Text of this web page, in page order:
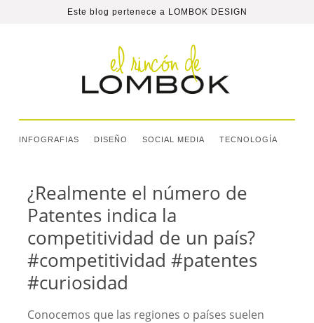
Este blog pertenece a LOMBOK DESIGN
INFOGRAFIAS DISEÑO SOCIAL MEDIA TECNOLOGÍA
¿Realmente el número de
Patentes indica la
competitividad de un país?
#competitividad #patentes
#curiosidad
Conocemos que las regiones o países suelen